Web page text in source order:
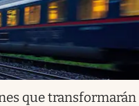
que transformarán